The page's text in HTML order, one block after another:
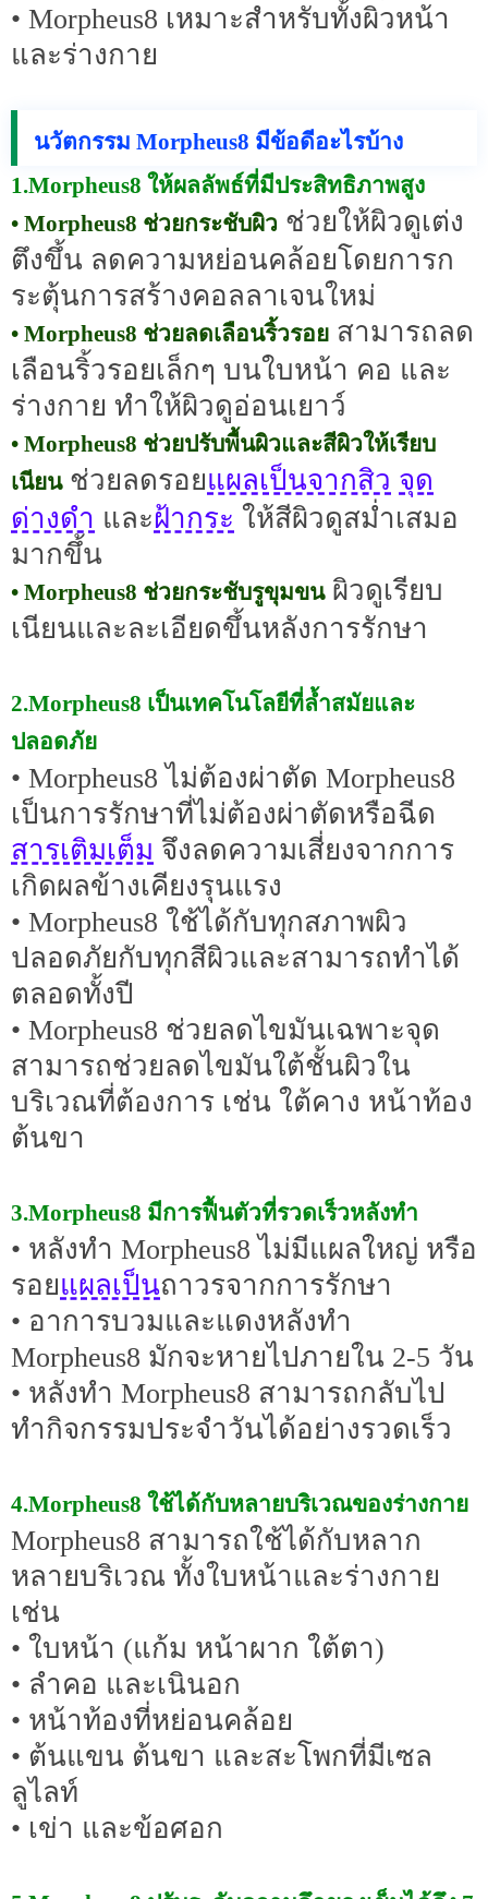
• Morpheus8 เหมาะสำหรับทั้งผิวหน้า
และร่างกาย
นวัตกรรม Morpheus8 มีข้อดีอะไรบ้าง
1.Morpheus8 ให้ผลลัพธ์ที่มีประสิทธิภาพสูง
• Morpheus8 ช่วยกระชับผิว ช่วยให้ผิวดูเต่ง
ตึงขึ้น ลดความหย่อนคล้อยโดยการก
ระตุ้นการสร้างคอลลาเจนใหม่
• Morpheus8 ช่วยลดเลือนริ้วรอย สามารถลด
เลือนริ้วรอยเล็กๆ บนใบหน้า คอ และ
ร่างกาย ทำให้ผิวดูอ่อนเยาว์
• Morpheus8 ช่วยปรับพื้นผิวและสีผิวให้เรียบ
เนียนช่วยลดรอยแผลเป็นจากสิว จุด
ด่างดำ และฝ้ากระ ให้สีผิวดูสม่ำเสมอ
มากขึ้น
• Morpheus8 ช่วยกระชับรูขุมขนผิวดูเรียบ
เนียนและละเอียดขึ้นหลังการรักษา
2.Morpheus8 เป็นเทคโนโลยีที่ล้ำสมัยและ
ปลอดภัย
• Morpheus8 ไม่ต้องผ่าตัด Morpheus8
เป็นการรักษาที่ไม่ต้องผ่าตัดหรือฉีด
สารเติมเต็ม จึงลดความเสี่ยงจากการ
เกิดผลข้างเคียงรุนแรง
• Morpheus8 ใช้ได้กับทุกสภาพผิว
ปลอดภัยกับทุกสีผิวและสามารถทำได้
ตลอดทั้งปี
• Morpheus8 ช่วยลดไขมันเฉพาะจุด
สามารถช่วยลดไขมันใต้ชั้นผิวใน
บริเวณที่ต้องการ เช่น ใต้คาง หน้าท้อง
ต้นขา
3.Morpheus8 มีการฟื้นตัวที่รวดเร็วหลังทำ
• หลังทำ Morpheus8 ไม่มีแผลใหญ่ หรือ
รอยแผลเป็นถาวรจากการรักษา
• อาการบวมและแดงหลังทำ
Morpheus8 มักจะหายไปภายใน 2-5 วัน
• หลังทำ Morpheus8 สามารถกลับไป
ทำกิจกรรมประจำวันได้อย่างรวดเร็ว
4.Morpheus8 ใช้ได้กับหลายบริเวณของร่างกาย
Morpheus8 สามารถใช้ได้กับหลาก
หลายบริเวณ ทั้งใบหน้าและร่างกาย
เช่น
• ใบหน้า (แก้ม หน้าผาก ใต้ตา)
• ลำคอ และเนินอก
• หน้าท้องที่หย่อนคล้อย
• ต้นแขน ต้นขา และสะโพกที่มีเซล
ลูไลท์
• เข่า และข้อศอก